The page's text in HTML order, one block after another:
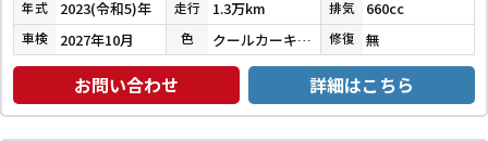
年式 2023(令和5)年 走行 1.3万km 排気 660cc
車検 2027年10月 色 クールカーキパールメタリック 修復 無
お問い合わせ 詳細はこちら